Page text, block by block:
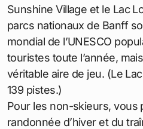
Sunshine Village et le Lac
parcs nationaux de Banff
mondial de l’UNESCO
touristes toute l’année,
véritable aire de jeu. (Le
139 pistes.)
Pour les non-skieurs, vous
randonnée d’hiver et du